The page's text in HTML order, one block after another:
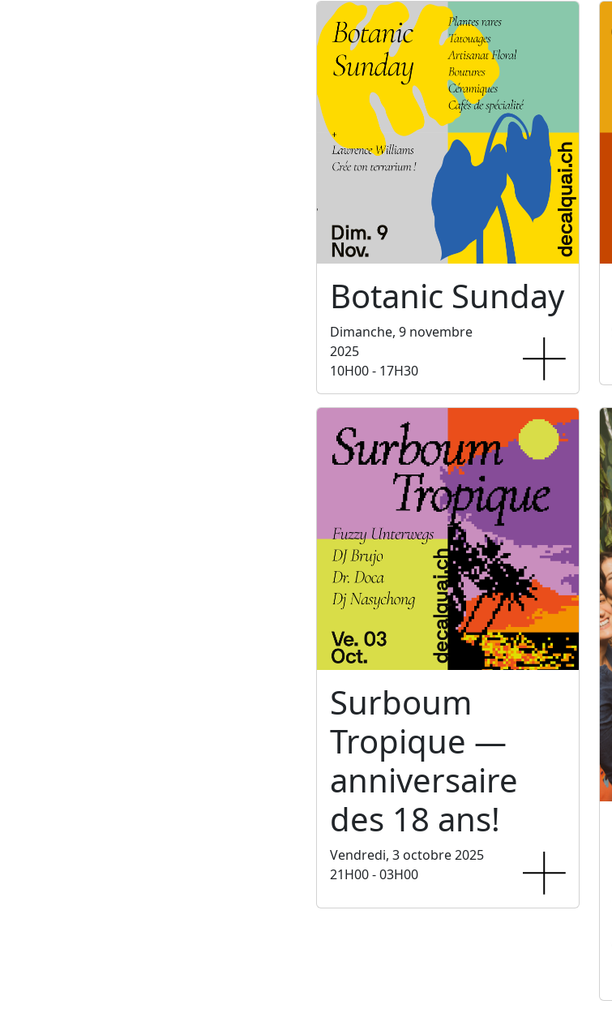
Botanic Sunday
Dimanche, 9 novembre
2025
10H00 - 17H30
Surboum
Tropique —
anniversaire
des 18 ans!
Vendredi, 3 octobre 2025
21H00 - 03H00